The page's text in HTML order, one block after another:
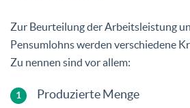
Zur Beurteilung der Arbeitsleistung
Pensumlohns werden verschiedene
Zu nennen sind vor allem:
Produzierte Menge